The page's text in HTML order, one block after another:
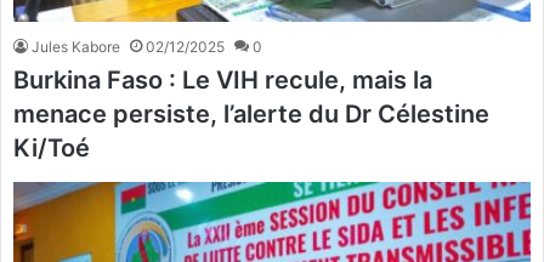
Jules Kabore 02/12/2025 0
Burkina Faso : Le VIH recule, mais la
menace persiste, l’alerte du Dr Célestine
Ki/Toé